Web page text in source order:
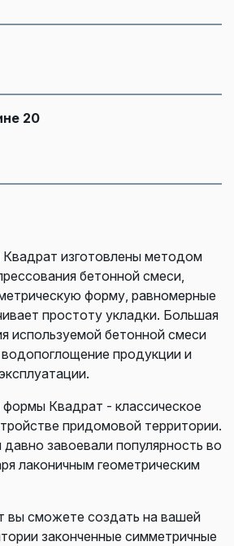
20
изготовлены методом
бетонной смеси,
форму, равномерные
простоту укладки. Большая
используемой бетонной смеси
водопоглощение продукции и
Квадрат - классическое
придомовой территории.
завоевали популярность во
лаконичным геометрическим
вы сможете создать на вашей
законченные симметричные